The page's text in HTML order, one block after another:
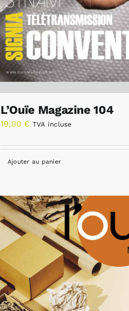
L’Ouïe Magazine 104
19,00 € TVA incluse
Ajouter au panier